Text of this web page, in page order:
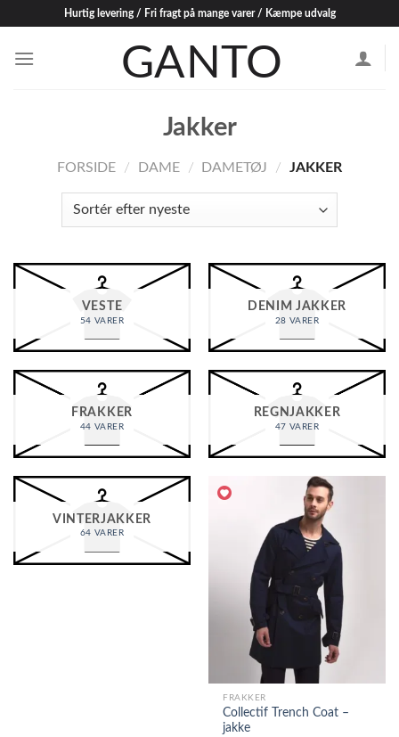
content
Hurtig levering / Fri fragt på mange varer / Kæmpe udvalg
Jakker
FORSIDE / DAME / DAMETØJ / JAKKER
VESTE
54 VARER
DENIM JAKKER
28 VARER
FRAKKER
44 VARER
REGNJAKKER
47 VARER
VINTERJAKKER
64 VARER
FRAKKER
Collectif Trench Coat –
jakke